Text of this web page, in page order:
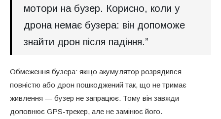
мотори на бузер. Корисно, коли у
дрона немає бузера: він допоможе
знайти дрон після падіння.”
Обмеження бузера: якщо акумулятор розрядився
повністю або дрон пошкоджений так, що не тримає
живлення — бузер не запрацює. Тому він завжди
доповнює GPS-трекер, але не замінює його.